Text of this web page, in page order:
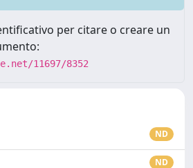
per citare o creare un
11697/8352
ND
ND